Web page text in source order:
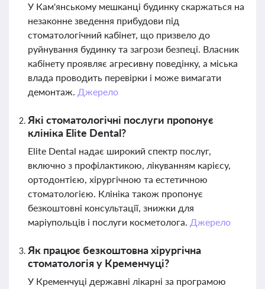
У Кам'янському мешканці будинку скаржаться на
незаконне зведення прибудови під
стоматологічний кабінет, що призвело до
руйнування будинку та загрози безпеці. Власник
кабінету проявляє агресивну поведінку, а міська
влада проводить перевірки і може вимагати
демонтаж. Джерело
Які стоматологічні послуги пропонує
клініка Elite Dental?
Elite Dental надає широкий спектр послуг,
включно з профілактикою, лікуванням карієсу,
ортодонтією, хірургічною та естетичною
стоматологією. Клініка також пропонує
безкоштовні консультації, знижки для
маріупольців і послуги косметолога. Джерело
Як працює безкоштовна хірургічна
стоматологія у Кременчуці?
У Кременчуці державні лікарні за програмою